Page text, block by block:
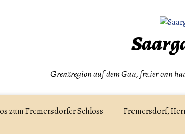
Grenzregion auf dem Gau, fre.ier onn
zum Fremersdorfer Schloss Fremersdorf,